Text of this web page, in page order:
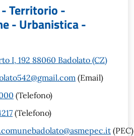
- Territorio -
- Urbanistica -
I, 192 88060 Badolato (CZ)
(Email)
(Telefono)
(Telefono)
(PEC)